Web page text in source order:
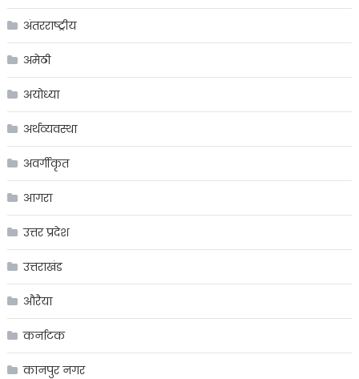
अंतरराष्ट्रीय
अमेठी
अयोध्या
अर्थव्यवस्था
अवर्गीकृत
आगरा
उत्तर प्रदेश
उत्तराखंड
औरैया
कर्नाटक
कानपुर नगर